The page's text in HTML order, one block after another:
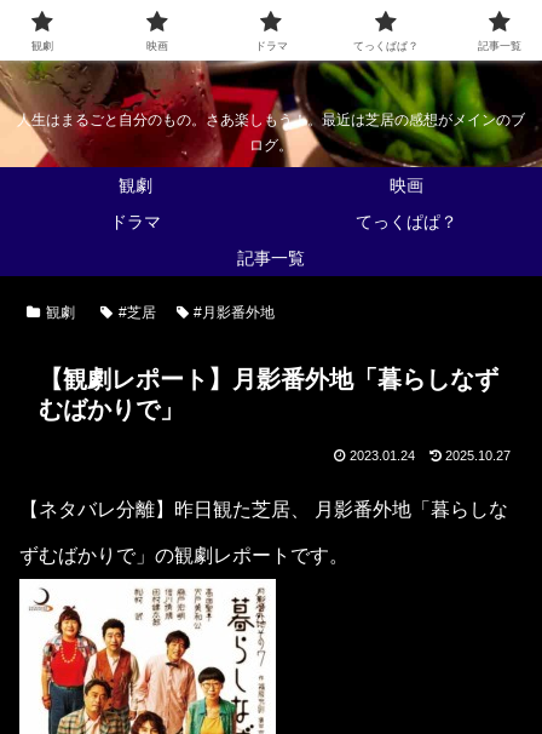
なんかくうかい
人生はまるごと自分のもの。さあ楽しもう！。最近は芝居の感想がメインのブ
ログ。
観劇
映画
ドラマ
てっくぱぱ？
記事一覧
観劇 #芝居 #月影番外地
【観劇レポート】月影番外地「暮らしなず
むばかりで」
2023.01.24 2025.10.27
【ネタバレ分離】昨日観た芝居、 月影番外地「暮らしな
ずむばかりで」の観劇レポートです。
観劇 映画 ドラマ てっくぱぱ？ 記事一覧